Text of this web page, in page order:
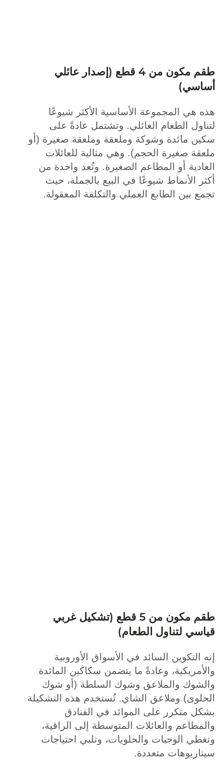
طقم مكون من 4 قطع (إصدار عائلي
هي المجموعة الأساسية الأكثر شيوعًا
الطعام العائلي. وتشتمل عادةً على
مائدة وشوكة وملعقة وملعقة صغيرة (أو
صغيرة الحجم). وهي مثالية للعائلات
أو المطاعم الصغيرة. وتُعد واحدة من
الأنماط شيوعًا في البيع بالجملة، حيث
بين الطابع العملي والتكلفة المعقولة.
طقم مكون من 5 قطع (تشكيل غربي
لتناول الطعام)
السائد في الأسواق الأوروبية
وعادةً ما يتضمن سكاكين المائدة
والملاعق وشوك السلطة (أو شوك
وملاعق الشاي. تُستخدم هذه التشكيلة
متكرر على الموائد في الفنادق
والعائلات المتوسطة إلى الراقية،
الوجبات والحلويات، وتلبي احتياجات
متعددة.